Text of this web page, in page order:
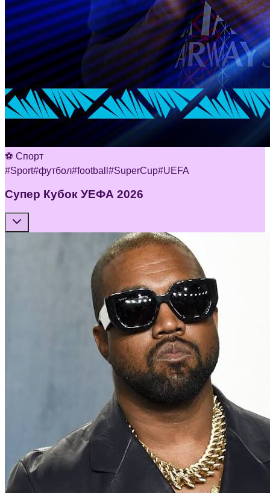
⚽ Спорт
#Sport#футбол#football #SuperCup#UEFA
Супер Кубок УЕФА 2026